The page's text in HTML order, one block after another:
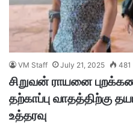
VM Staff July 21, 2025 481
சிறுவன் ராயனை
தற்காப்பு வாதத்திற்கு
உத்தரவு